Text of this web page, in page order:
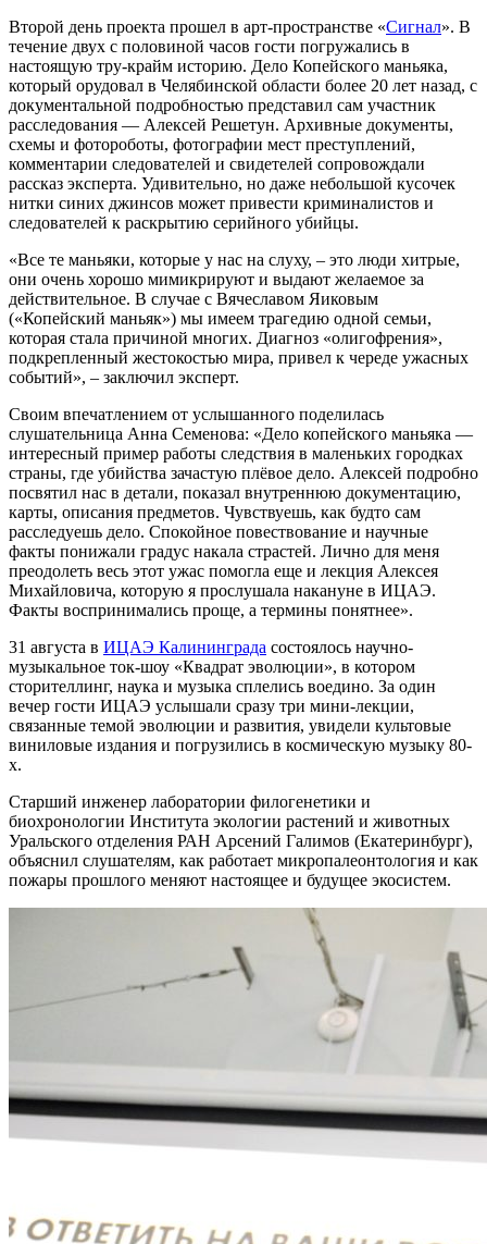
Второй день проекта прошел в арт-пространстве «Сигнал». В
течение двух с половиной часов гости погружались в
настоящую тру-крайм историю. Дело Копейского маньяка,
который орудовал в Челябинской области более 20 лет назад, с
документальной подробностью представил сам участник
расследования — Алексей Решетун. Архивные документы,
схемы и фотороботы, фотографии мест преступлений,
комментарии следователей и свидетелей сопровождали
рассказ эксперта. Удивительно, но даже небольшой кусочек
нитки синих джинсов может привести криминалистов и
следователей к раскрытию серийного убийцы.
«Все те маньяки, которые у нас на слуху, – это люди хитрые,
они очень хорошо мимикрируют и выдают желаемое за
действительное. В случае с Вячеславом Яиковым
(«Копейский маньяк») мы имеем трагедию одной семьи,
которая стала причиной многих. Диагноз «олигофрения»,
подкрепленный жестокостью мира, привел к череде ужасных
событий», – заключил эксперт.
Своим впечатлением от услышанного поделилась
слушательница Анна Семенова: «Дело копейского маньяка —
интересный пример работы следствия в маленьких городках
страны, где убийства зачастую плёвое дело. Алексей подробно
посвятил нас в детали, показал внутреннюю документацию,
карты, описания предметов. Чувствуешь, как будто сам
расследуешь дело. Спокойное повествование и научные
факты понижали градус накала страстей. Лично для меня
преодолеть весь этот ужас помогла еще и лекция Алексея
Михайловича, которую я прослушала накануне в ИЦАЭ.
Факты воспринимались проще, а термины понятнее».
31 августа в ИЦАЭ Калининграда состоялось научно-
музыкальное ток-шоу «Квадрат эволюции», в котором
сторителлинг, наука и музыка сплелись воедино. За один
вечер гости ИЦАЭ услышали сразу три мини-лекции,
связанные темой эволюции и развития, увидели культовые
виниловые издания и погрузились в космическую музыку 80-
х.
Старший инженер лаборатории филогенетики и
биохронологии Института экологии растений и животных
Уральского отделения РАН Арсений Галимов (Екатеринбург),
объяснил слушателям, как работает микропалеонтология и как
пожары прошлого меняют настоящее и будущее экосистем.